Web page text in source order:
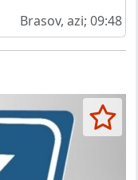
Brasov, azi; 09:48